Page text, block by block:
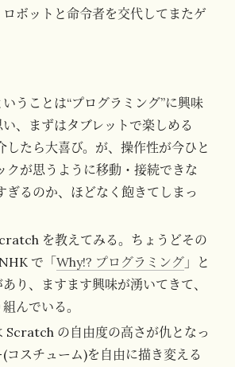
ボットと命令者を交代してまたゲ
うことは“プログラミング”に興味
、まずはタブレットで楽しめる
たら大喜び。が、操作性が今ひと
クが思うように移動・接続できな
ぎるのか、ほどなく飽きてしまっ
を教えてみる。ちょうどその
で「Why!? プログラミング 」と
り、ますます興味が湧いてきて、
んでいる。
Scratch の自由度の高さが仇となっ
コスチューム)を自由に描き変える